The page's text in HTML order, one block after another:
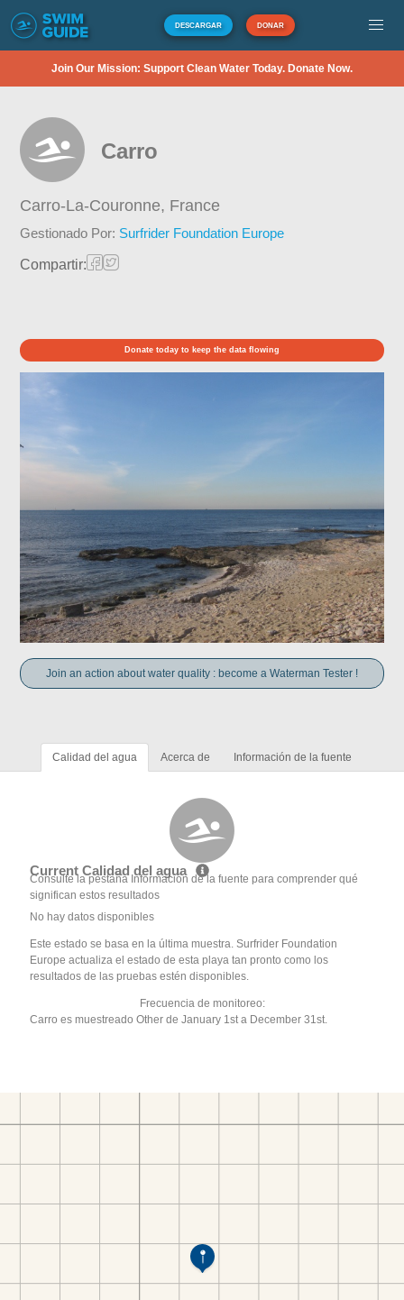
DESCARGAR DONAR
Join Our Mission: Support Clean Water Today. Donate Now.
Carro
Carro-La-Couronne, France
Gestionado Por: Surfrider Foundation Europe
Compartir:
Donate today to keep the data flowing
Join an action about water quality : become a Waterman Tester !
Calidad del agua Acerca de Información de la fuente
Current Calidad del agua
Consulte la pestaña Información de la fuente para comprender qué
significan estos resultados
No hay datos disponibles
Este estado se basa en la última muestra. Surfrider Foundation
Europe actualiza el estado de esta playa tan pronto como los
resultados de las pruebas estén disponibles.
Frecuencia de monitoreo:
Carro es muestreado Other de January 1st a December 31st.